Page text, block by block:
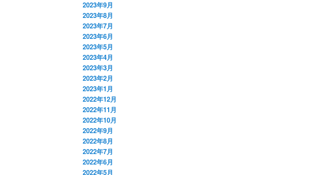
2023年9月
2023年8月
2023年7月
2023年6月
2023年5月
2023年4月
2023年3月
2023年2月
2023年1月
2022年12月
2022年11月
2022年10月
2022年9月
2022年8月
2022年7月
2022年6月
2022年5月